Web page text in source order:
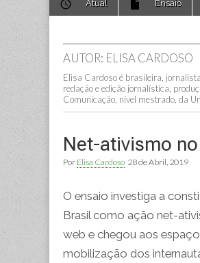
menu
Atual Ensaio
AUTOR: ELISA CARDOSO
Elisa Cardoso é brasileira,
redação e edição jornalística,
Comunicação, nível mestrado, da
Net-ativismo
Por Elisa Cardoso 28 de Abril, 2019
O ensaio investiga a
Brasil como ação net-
web e chegou aos
mobilização dos